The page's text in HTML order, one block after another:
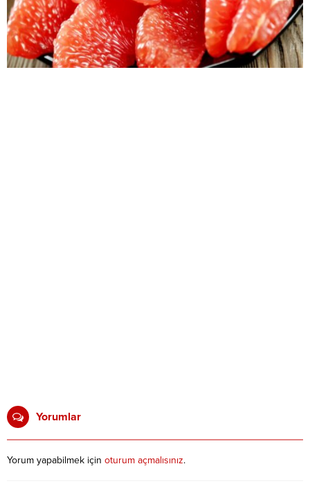
Yorumlar
Yorum yapabilmek için oturum açmalısınız.